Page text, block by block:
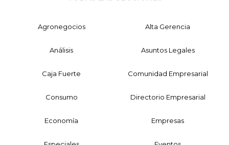
Agronegocios Alta Gerencia
Análisis Asuntos Legales
Caja Fuerte Comunidad Empresarial
Consumo Directorio Empresarial
Economía Empresas